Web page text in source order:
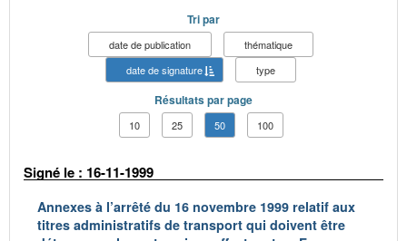
Tri par
date de publication
thématique
date de signature
type
Résultats par page
10 25 50 100
Signé le : 16-11-1999
Annexes à l’arrêté du 16 novembre 1999 relatif aux
titres administratifs de transport qui doivent être